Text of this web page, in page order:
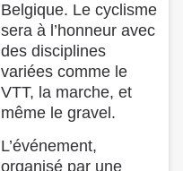
Belgique. Le cyclisme
sera à l’honneur avec
des disciplines
variées comme le
VTT, la marche, et
même le gravel.
L’événement,
organisé par une